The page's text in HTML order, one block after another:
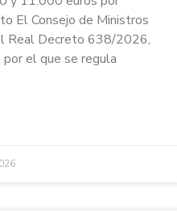
El Consejo de Ministros
Real Decreto 638/2026,
el que se regula